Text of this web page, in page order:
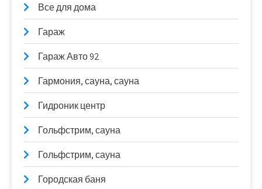
Все для дома
Гараж
Гараж Авто 92
Гармония, сауна, сауна
Гидроник центр
Гольфстрим, сауна
Гольфстрим, сауна
Городская баня